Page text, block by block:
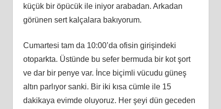
küçük bir öpücük ile iniyor arabadan. Arkadan
görünen sert kalçalara bakıyorum.
Cumartesi tam da 10:00’da ofisin girişindeki
otoparkta. Üstünde bu sefer bermuda bir kot şort
ve dar bir penye var. İnce biçimli vücudu güneş
altın parlıyor sanki. Bir iki kısa cümle ile 15
dakikaya evimde oluyoruz. Her şeyi dün geceden